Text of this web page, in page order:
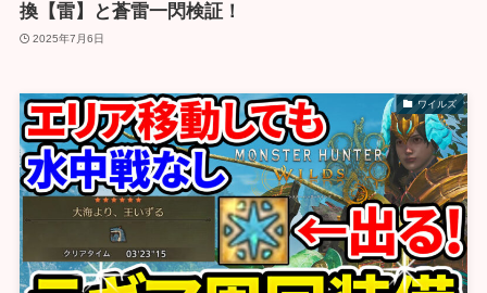
換【雷】と蒼雷一閃検証！
2025年7月6日
ワイルズ